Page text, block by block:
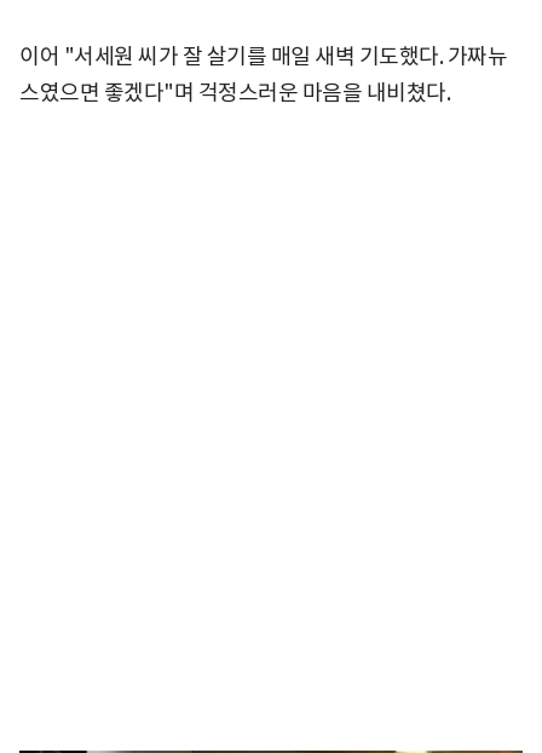
이어 "서세원 씨가 잘 살기를 매일 새벽 기도했다. 가짜뉴
스였으면 좋겠다"며 걱정스러운 마음을 내비쳤다.